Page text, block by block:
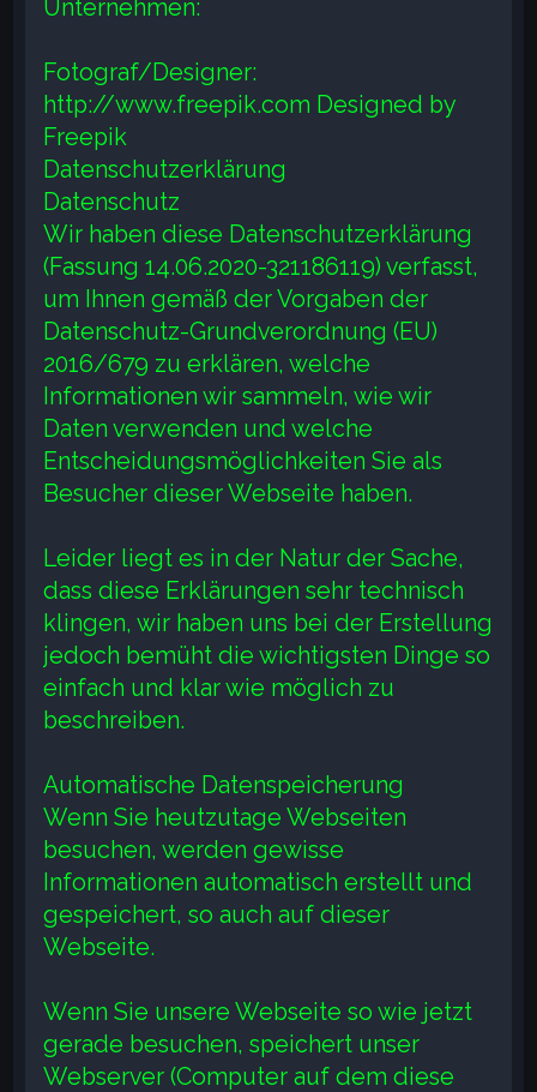
Unternehmen:
Fotograf/Designer:
http://www.freepik.com Designed by
Freepik
Datenschutzerklärung
Datenschutz
Wir haben diese Datenschutzerklärung
(Fassung 14.06.2020-321186119) verfasst,
um Ihnen gemäß der Vorgaben der
Datenschutz-Grundverordnung (EU)
2016/679 zu erklären, welche
Informationen wir sammeln, wie wir
Daten verwenden und welche
Entscheidungsmöglichkeiten Sie als
Besucher dieser Webseite haben.
Leider liegt es in der Natur der Sache,
dass diese Erklärungen sehr technisch
klingen, wir haben uns bei der Erstellung
jedoch bemüht die wichtigsten Dinge so
einfach und klar wie möglich zu
beschreiben.
Automatische Datenspeicherung
Wenn Sie heutzutage Webseiten
besuchen, werden gewisse
Informationen automatisch erstellt und
gespeichert, so auch auf dieser
Webseite.
Wenn Sie unsere Webseite so wie jetzt
gerade besuchen, speichert unser
Webserver (Computer auf dem diese